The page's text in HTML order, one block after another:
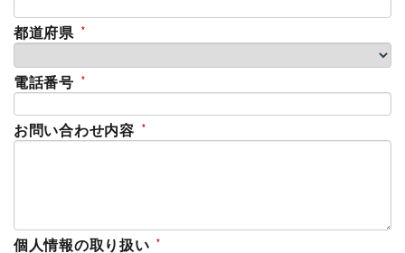
都道府県
電話番号
お問い合わせ内容
個人情報の取り扱い